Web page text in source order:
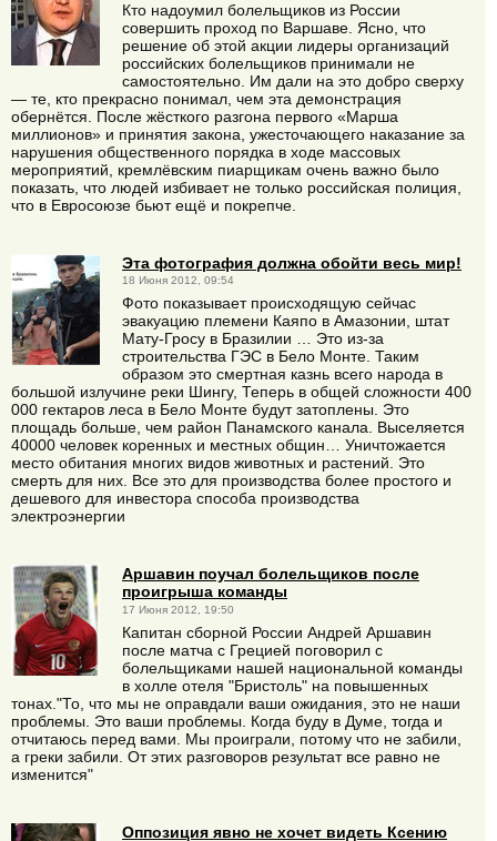
Кто надоумил болельщиков из России
совершить проход по Варшаве. Ясно, что
решение об этой акции лидеры организаций
российских болельщиков принимали не
самостоятельно. Им дали на это добро сверху
— те, кто прекрасно понимал, чем эта демонстрация
обернётся. После жёсткого разгона первого «Марша
миллионов» и принятия закона, ужесточающего наказание за
нарушения общественного порядка в ходе массовых
мероприятий, кремлёвским пиарщикам очень важно было
показать, что людей избивает не только российская полиция,
что в Евросоюзе бьют ещё и покрепче.
Эта фотография должна обойти весь мир!
18 Июня 2012, 09:54
Фото показывает происходящую сейчас
эвакуацию племени Каяпо в Амазонии, штат
Мату-Гросу в Бразилии … Это из-за
строительства ГЭС в Бело Монте. Таким
образом это смертная казнь всего народа в
большой излучине реки Шингу, Теперь в общей сложности 400
000 гектаров леса в Бело Монте будут затоплены. Это
площадь больше, чем район Панамского канала. Выселяется
40000 человек коренных и местных общин… Уничтожается
место обитания многих видов животных и растений. Это
смерть для них. Все это для производства более простого и
дешевого для инвестора способа производства
электроэнергии
Аршавин поучал болельщиков после
проигрыша команды
17 Июня 2012, 19:50
Капитан сборной России Андрей Аршавин
после матча с Грецией поговорил с
болельщиками нашей национальной команды
в холле отеля "Бристоль" на повышенных
тонах."То, что мы не оправдали ваши ожидания, это не наши
проблемы. Это ваши проблемы. Когда буду в Думе, тогда и
отчитаюсь перед вами. Мы проиграли, потому что не забили,
а греки забили. От этих разговоров результат все равно не
изменится"
Оппозиция явно не хочет видеть Ксению